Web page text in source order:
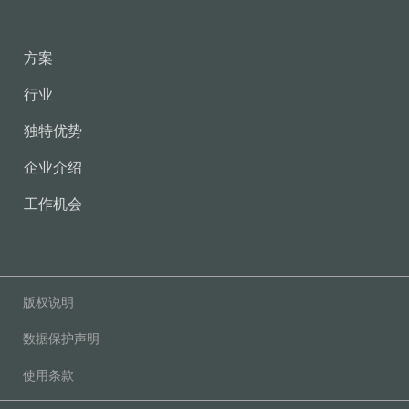
方案
行业
独特优势
企业介绍
工作机会
版权说明
数据保护声明
使用条款